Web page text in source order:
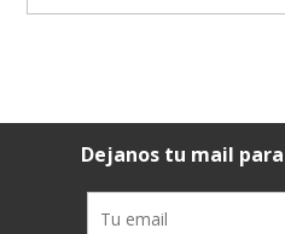
Dejanos tu mail